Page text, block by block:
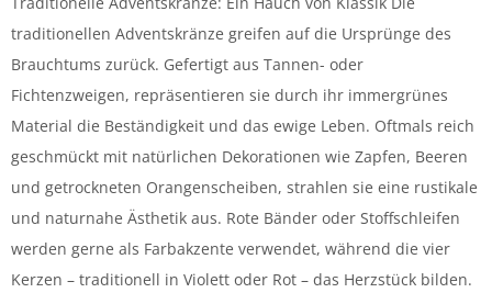
traditionellen Adventskränze greifen auf die Ursprünge des
Brauchtums zurück. Gefertigt aus Tannen- oder
Fichtenzweigen, repräsentieren sie durch ihr immergrünes
Material die Beständigkeit und das ewige Leben. Oftmals reich
geschmückt mit natürlichen Dekorationen wie Zapfen, Beeren
und getrockneten Orangenscheiben, strahlen sie eine rustikale
und naturnahe Ästhetik aus. Rote Bänder oder Stoffschleifen
werden gerne als Farbakzente verwendet, während die vier
Kerzen – traditionell in Violett oder Rot – das Herzstück bilden.